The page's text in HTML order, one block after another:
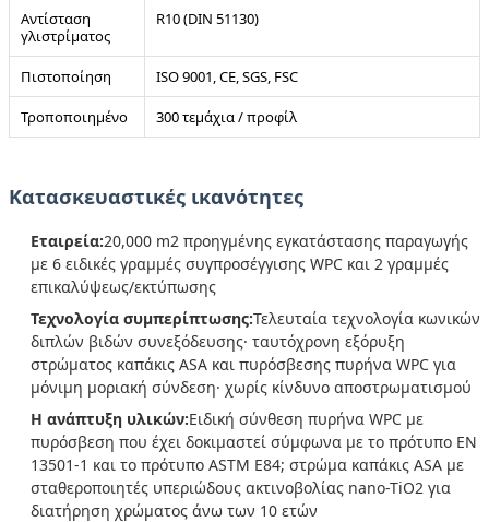
Αντίσταση
γλιστρίματος
R10 (DIN 51130)
Πιστοποίηση ISO 9001, CE, SGS, FSC
Τροποποιημένο 300 τεμάχια / προφίλ
Κατασκευαστικές ικανότητες
Εταιρεία:20,000 m2 προηγμένης εγκατάστασης παραγωγής
με 6 ειδικές γραμμές συγπροσέγγισης WPC και 2 γραμμές
επικαλύψεως/εκτύπωσης
Τεχνολογία συμπερίπτωσης:Τελευταία τεχνολογία κωνικών
διπλών βιδών συνεξόδευσης· ταυτόχρονη εξόρυξη
στρώματος καπάκις ASA και πυρόσβεσης πυρήνα WPC για
μόνιμη μοριακή σύνδεση· χωρίς κίνδυνο αποστρωματισμού
Η ανάπτυξη υλικών:Ειδική σύνθεση πυρήνα WPC με
πυρόσβεση που έχει δοκιμαστεί σύμφωνα με το πρότυπο EN
13501-1 και το πρότυπο ASTM E84; στρώμα καπάκις ASA με
σταθεροποιητές υπεριώδους ακτινοβολίας nano-TiO2 για
διατήρηση χρώματος άνω των 10 ετών